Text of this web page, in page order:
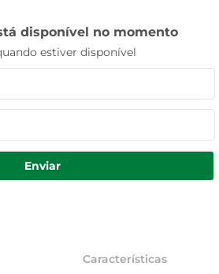
disponível no momento
estiver disponível
Enviar
Características